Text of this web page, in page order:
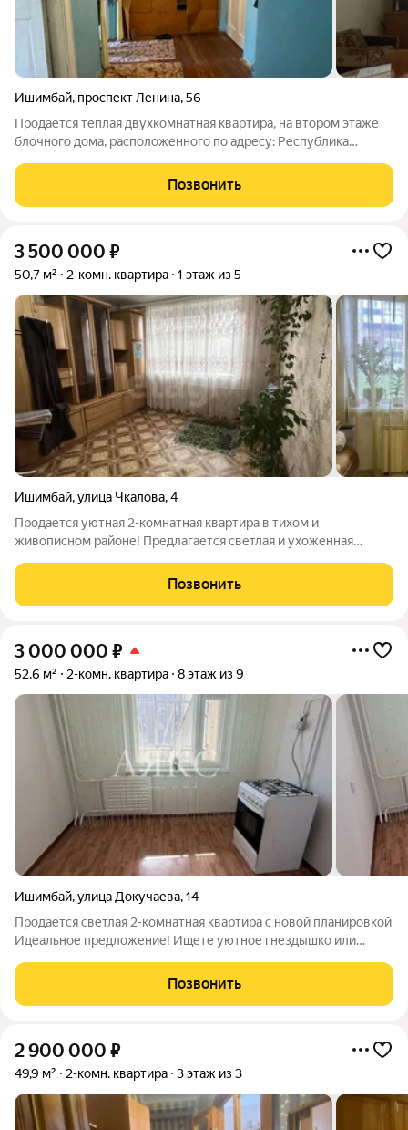
Ишимбай, проспект Ленина,56
Продаётся теплая двухкомнатная квартира, на втором этаже
блочного дома, расположенного по адресу: Республика
составляет 57.2 квадратных метров, жилая площадь 34.3
кв.метра, а кухня занимает
Позвонить
3 500 000 ₽
50,7 м² 2-комн. квартира 1 этаж из 5
Ишимбай,улица Чкалова,4
Продается уютная 2-комнатная квартира в тихом и
живописном районе! Предлагается светлая и ухоженная
кирпичном доме 1989 года постройки. Квартира расположена
на высоком первом этаже, что сочетает
Позвонить
3 000 000 ₽
52,6 м² 2-комн. квартира 8 этаж из 9
Ишимбай,улица Докучаева,14
Продается светлая 2-комнатная квартира с новой планировкой
Идеальное предложение! Ищете уютное гнездышко или
светлую, просторную двухкомнатную квартиру,
расположенную в престижном районе. Это не просто
Позвонить
2 900 000 ₽
49,9 м² 2-комн. квартира 3 этаж из 3